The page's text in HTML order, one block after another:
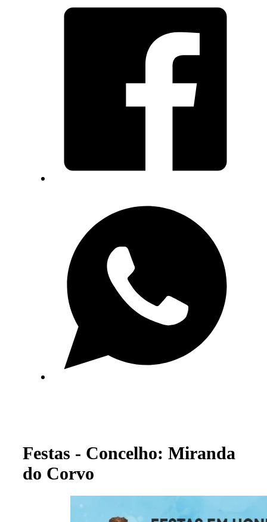
Festas - Concelho: Miranda
do Corvo